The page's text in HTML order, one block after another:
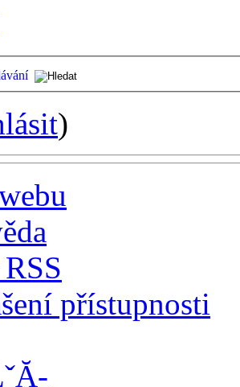
)
přístupnosti